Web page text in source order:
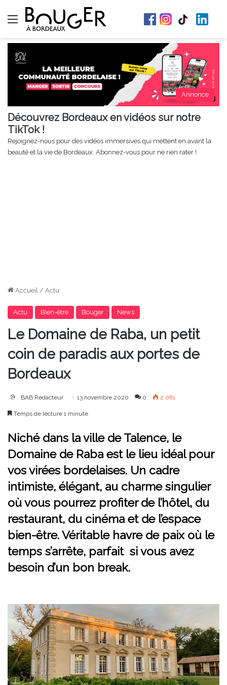
Menu
Annonce
Découvrez Bordeaux en vidéos sur notre
TikTok !
Rejoignez-nous pour des vidéos immersives qui mettent en avant la
beauté et la vie de Bordeaux. Abonnez-vous pour ne rien rater !
Accueil / Actu
Actu Bien-être Bouger News
Le Domaine de Raba, un petit
coin de paradis aux portes de
Bordeaux
BAB Redacteur 13 novembre 2020 0 2 081
Temps de lecture 1 minute
Niché dans la ville de Talence, le
Domaine de Raba est le lieu idéal pour
vos virées bordelaises. Un cadre
intimiste, élégant, au charme singulier
où vous pourrez profiter de l’hôtel, du
restaurant, du cinéma et de l’espace
bien-être. Véritable havre de paix où le
temps s’arrête, parfait si vous avez
besoin d’un bon break.